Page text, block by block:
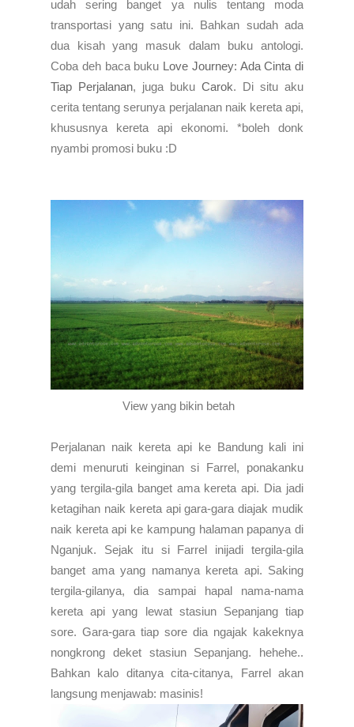
udah sering banget ya nulis tentang moda
transportasi yang satu ini. Bahkan sudah ada
dua kisah yang masuk dalam buku antologi.
Coba deh baca buku Love Journey: Ada Cinta di
Tiap Perjalanan, juga buku Carok. Di situ aku
cerita tentang serunya perjalanan naik kereta api,
khususnya kereta api ekonomi. *boleh donk
nyambi promosi buku :D
View yang bikin betah
Perjalanan naik kereta api ke Bandung kali ini
demi menuruti keinginan si Farrel, ponakanku
yang tergila-gila banget ama kereta api. Dia jadi
ketagihan naik kereta api gara-gara diajak mudik
naik kereta api ke kampung halaman papanya di
Nganjuk. Sejak itu si Farrel inijadi tergila-gila
banget ama yang namanya kereta api. Saking
tergila-gilanya, dia sampai hapal nama-nama
kereta api yang lewat stasiun Sepanjang tiap
sore. Gara-gara tiap sore dia ngajak kakeknya
nongkrong deket stasiun Sepanjang. hehehe..
Bahkan kalo ditanya cita-citanya, Farrel akan
langsung menjawab: masinis!